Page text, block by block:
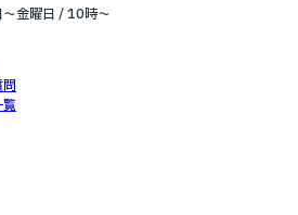
～金曜日 / 10時～